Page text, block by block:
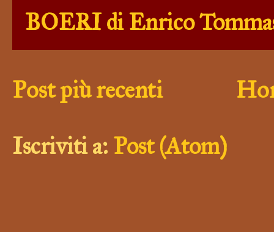
BOERI di Enrico
Post più recenti
Iscriviti a: Post (Atom)